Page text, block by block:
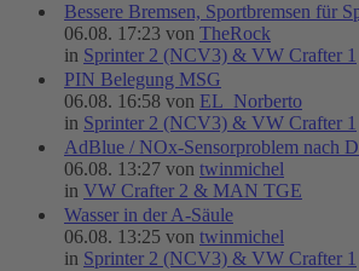
Bessere Bremsen, Sportbremsen für
06.08. 17:23 von TheRock
in Sprinter 2 (NCV3) & VW Crafter 1
PIN Belegung MSG
06.08. 16:58 von EL_Norberto
in Sprinter 2 (NCV3) & VW Crafter 1
AdBlue / NOx-Sensorproblem nach
06.08. 13:27 von twinmichel
in VW Crafter 2 & MAN TGE
Wasser in der A-Säule
06.08. 13:25 von twinmichel
in Sprinter 2 (NCV3) & VW Crafter 1